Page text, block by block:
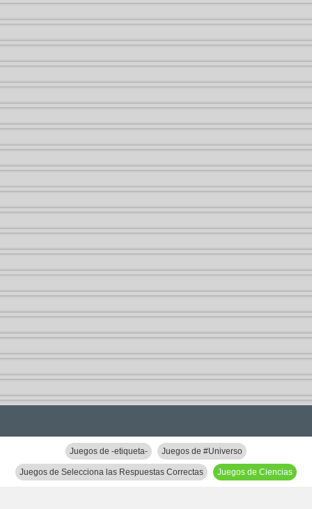
Juegos de -etiqueta- Juegos de #Universo
Juegos de Selecciona las Respuestas Correctas Juegos de Ciencias